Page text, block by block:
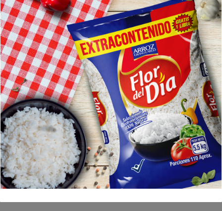
Arroz Pa Todo
Esto es puro sabor #PaTodos un arroz seleccionado
electrónicamente.
Presentaciones: 350g, 454gr, 500gr, 45kg y 50kg
Pacas: Paca de 25 x 350g, paca de 25 x 454g y paca de
25 x 500g
INFORMACIÓN NUTRICIONAL